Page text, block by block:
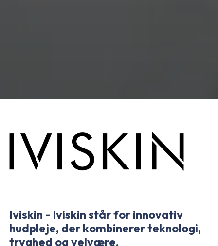
Iviskin - Iviskin står for innovativ
hudpleje, der kombinerer teknologi,
tryghed og velvære.